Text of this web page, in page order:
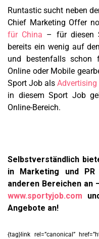
Runtastic sucht neben
Chief Marketing Offer
für China – für diesen
bereits ein wenig auf
und bestenfalls schon
Online oder Mobile
Sport Job als
in diesem Sport Job
Online-Bereich.
Selbstverständlich
in Marketing und
anderen Bereichen an
www.sportyjob.com
Angebote an!
{tag}link rel=”canonical”